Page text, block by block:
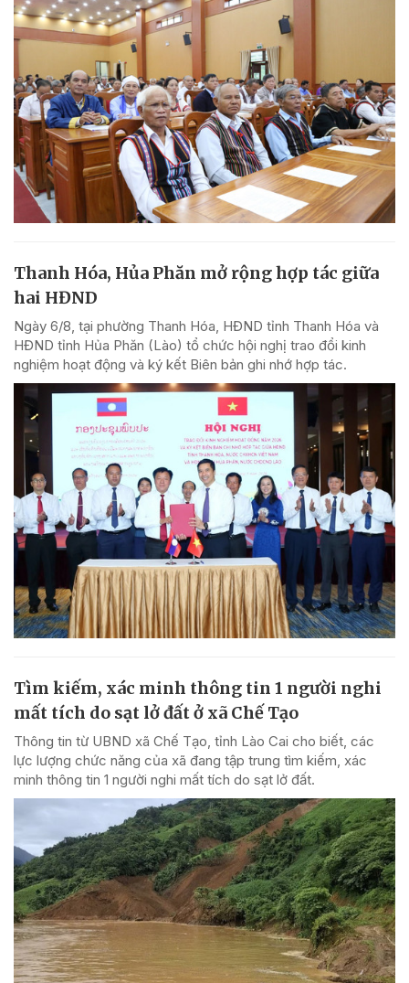
Thanh Hóa, Hủa Phăn mở rộng hợp tác giữa
hai HĐND
Ngày 6/8, tại phường Thanh Hóa, HĐND tỉnh Thanh Hóa và
HĐND tỉnh Hủa Phăn (Lào) tổ chức hội nghị trao đổi kinh
nghiệm hoạt động và ký kết Biên bản ghi nhớ hợp tác.
Tìm kiếm, xác minh thông tin 1 người nghi
mất tích do sạt lở đất ở xã Chế Tạo
Thông tin từ UBND xã Chế Tạo, tỉnh Lào Cai cho biết, các
lực lượng chức năng của xã đang tập trung tìm kiếm, xác
minh thông tin 1 người nghi mất tích do sạt lở đất.